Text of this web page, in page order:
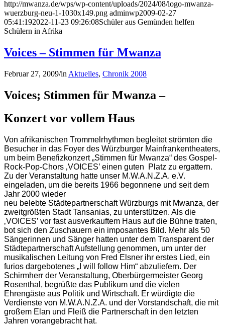
http://mwanza.de/wps/wp-content/uploads/2024/08/logo-mwanza-
wuerzburg-neu-1-1030x149.png adminwp2009-02-27
05:41:192022-11-23 09:26:08Schüler aus Gemünden helfen
Schülern in Afrika
Voices – Stimmen für Mwanza
Februar 27, 2009/in Aktuelles, Chronik 2008
Voices; Stimmen für Mwanza –
Konzert vor vollem Haus
Von afrikanischen Trommelrhythmen begleitet strömten die
Besucher in das Foyer des Würzburger Mainfrankentheaters,
um beim Benefizkonzert „Stimmen für Mwanza“ des Gospel-
Rock-Pop-Chors ‚VOICES’ einen guten Platz zu ergattern.
Zu der Veranstaltung hatte unser M.W.A.N.Z.A. e.V.
eingeladen, um die bereits 1966 begonnene und seit dem
Jahr 2000 wieder
neu belebte Städtepartnerschaft Würzburgs mit Mwanza, der
zweitgrößten Stadt Tansanias, zu unterstützen. Als die
‚VOICES’ vor fast ausverkauftem Haus auf die Bühne traten,
bot sich den Zuschauern ein imposantes Bild. Mehr als 50
Sängerinnen und Sänger hatten unter dem Transparent der
Städtepartnerschaft Aufstellung genommen, um unter der
musikalischen Leitung von Fred Elsner ihr erstes Lied, ein
furios dargebotenes „I will follow Him“ abzuliefern. Der
Schirmherr der Veranstaltung, Oberbürgermeister Georg
Rosenthal, begrüßte das Publikum und die vielen
Ehrengäste aus Politik und Wirtschaft. Er würdigte die
Verdienste von M.W.A.N.Z.A. und der Vorstandschaft, die mit
großem Elan und Fleiß die Partnerschaft in den letzten
Jahren vorangebracht hat.